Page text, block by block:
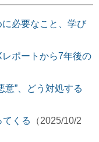
必要なこと、学び
レポートから7年後の
意”、どう対処する
てくる
（2025/10/2